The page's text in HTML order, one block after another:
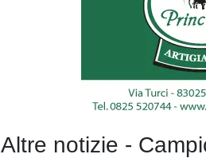
Altre notizie -